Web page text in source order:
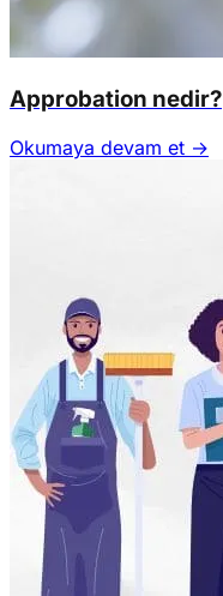
Approbation nedir?
Okumaya devam et →